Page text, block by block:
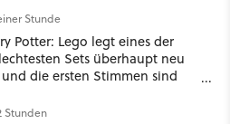
Stunde
Potter: Lego legt eines der
Sets überhaupt neu
die ersten Stimmen sind
Stunden